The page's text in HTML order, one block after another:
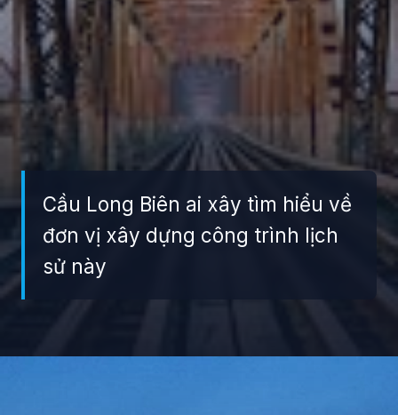
Cầu Long Biên ai xây tìm hiểu về
đơn vị xây dựng công trình lịch
sử này